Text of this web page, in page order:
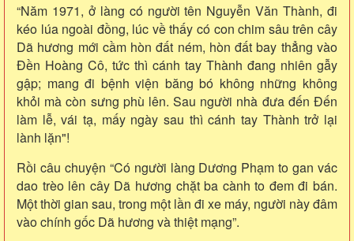
“Năm 1971, ở làng có người tên Nguyễn Văn Thành, đi
kéo lúa ngoài đồng, lúc về thấy có con chim sâu trên cây
Dã hương mới cầm hòn đất ném, hòn đất bay thẳng vào
Đền Hoàng Cô, tức thì cánh tay Thành đang nhiên gẫy
gập; mang đi bệnh viện băng bó không những không
khỏi mà còn sưng phù lên. Sau người nhà đưa đến Đến
làm lễ, vái tạ, mấy ngày sau thì cánh tay Thành trở lại
lành lặn"!
Rồi câu chuyện “Có người làng Dương Phạm to gan vác
dao trèo lên cây Dã hương chặt ba cành to đem đi bán.
Một thời gian sau, trong một lần đi xe máy, người này đâm
vào chính gốc Dã hương và thiệt mạng”.